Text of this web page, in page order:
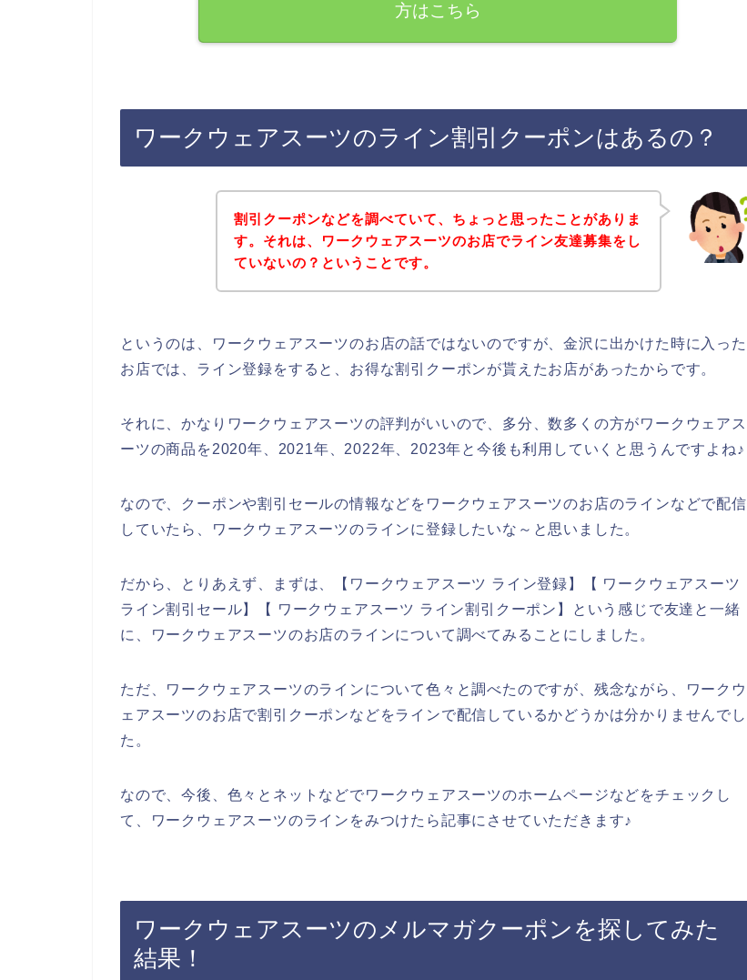
方はこちら
ワークウェアスーツのライン割引クーポンはあるの？
割引クーポンなどを調べていて、ちょっと思ったことがありま
す。それは、ワークウェアスーツのお店でライン友達募集をし
ていないの？ということです。
というのは、ワークウェアスーツのお店の話ではないのですが、金沢に出かけた時に入った
お店では、ライン登録をすると、お得な割引クーポンが貰えたお店があったからです。
それに、かなりワークウェアスーツの評判がいいので、多分、数多くの方がワークウェアス
ーツの商品を2020年、2021年、2022年、2023年と今後も利用していくと思うんですよね♪
なので、クーポンや割引セールの情報などをワークウェアスーツのお店のラインなどで配信
していたら、ワークウェアスーツのラインに登録したいな～と思いました。
だから、とりあえず、まずは、【ワークウェアスーツ ライン登録】【 ワークウェアスーツ
ライン割引セール】【 ワークウェアスーツ ライン割引クーポン】という感じで友達と一緒
に、ワークウェアスーツのお店のラインについて調べてみることにしました。
ただ、ワークウェアスーツのラインについて色々と調べたのですが、残念ながら、ワークウ
ェアスーツのお店で割引クーポンなどをラインで配信しているかどうかは分かりませんでし
た。
なので、今後、色々とネットなどでワークウェアスーツのホームページなどをチェックし
て、ワークウェアスーツのラインをみつけたら記事にさせていただきます♪
ワークウェアスーツのメルマガクーポンを探してみた
結果！